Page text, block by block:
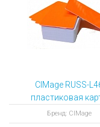
CIMage RUSS-
пластиковая
цвет ярко-
Бренд: CIMage